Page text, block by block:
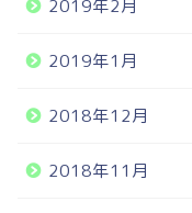
2019年2月
2019年1月
2018年12月
2018年11月